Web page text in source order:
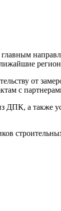
от
с
ДПК, а также